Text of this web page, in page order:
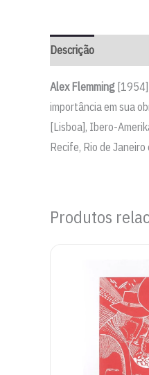
Descrição
Alex Flemming [1954]
importância em sua
[Lisboa], Ibero-
Recife, Rio de Janeiro
Produtos